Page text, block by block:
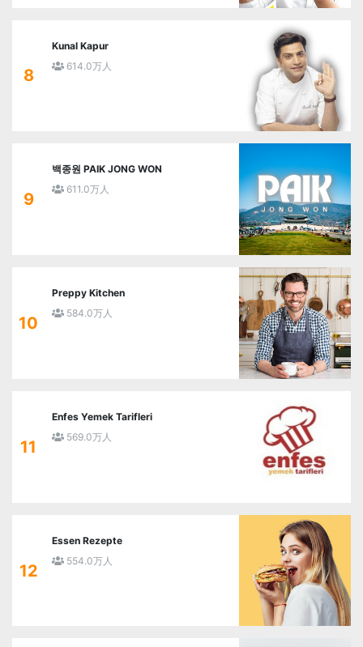
8
Kunal Kapur
614.0万人
9
백종원 PAIK JONG WON
611.0万人
10
Preppy Kitchen
584.0万人
11
Enfes Yemek Tarifleri
569.0万人
12
Essen Rezepte
554.0万人